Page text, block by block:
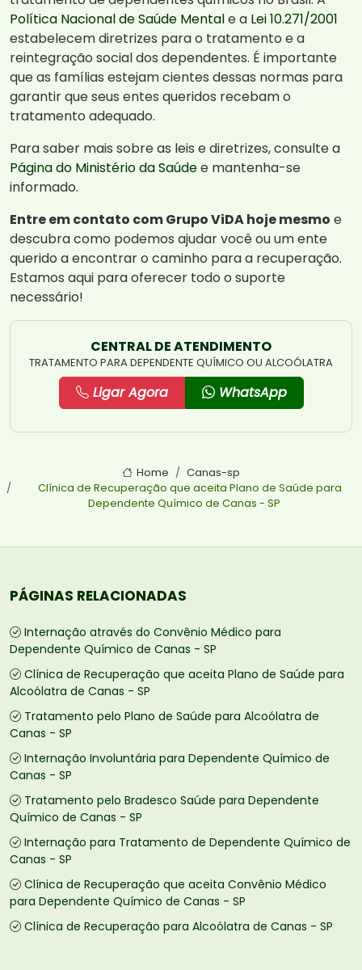
Política Nacional de Saúde Mentale a Lei 10.271/2001
estabelecem diretrizes para o tratamento e a
reintegração social dos dependentes. É importante
que as famílias estejam cientes dessas normas para
garantir que seus entes queridos recebam o
tratamento adequado.
Para saber mais sobre as leis e diretrizes, consulte a
Página do Ministério da Saúdee mantenha-se
informado.
Entre em contato com Grupo ViDA hoje mesmo e
descubra como podemos ajudar você ou um ente
querido a encontrar o caminho para a recuperação.
Estamos aqui para oferecer todo o suporte
necessário!
CENTRAL DE ATENDIMENTO
TRATAMENTO PARA DEPENDENTE QUÍMICO OU ALCOÓLATRA
Ligar Agora WhatsApp
Home
Canas-sp
Clínica de Recuperação que aceita Plano de Saúde para
Dependente Químico de Canas - SP
PÁGINAS RELACIONADAS
Internação através do Convênio Médico para
Dependente Químico de Canas - SP
Clínica de Recuperação que aceita Plano de Saúde para
Alcoólatra de Canas - SP
Tratamento pelo Plano de Saúde para Alcoólatra de
Canas - SP
Internação Involuntária para Dependente Químico de
Canas - SP
Tratamento pelo Bradesco Saúde para Dependente
Químico de Canas - SP
Internação para Tratamento de Dependente Químico de
Canas - SP
Clínica de Recuperação que aceita Convênio Médico
para Dependente Químico de Canas - SP
Clínica de Recuperação para Alcoólatra de Canas - SP